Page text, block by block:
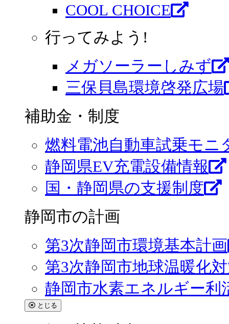
COOL CHOICE
行ってみよう!
メガソーラーしみず
三保貝島環境啓発広場
補助金・制度
燃料電池自動車試乗モニ
静岡県EV充電設備情報
国・静岡県の支援制度
静岡市の計画
第3次静岡市環境基本計画
第3次静岡市地球温暖化
静岡市水素エネルギー
とじる